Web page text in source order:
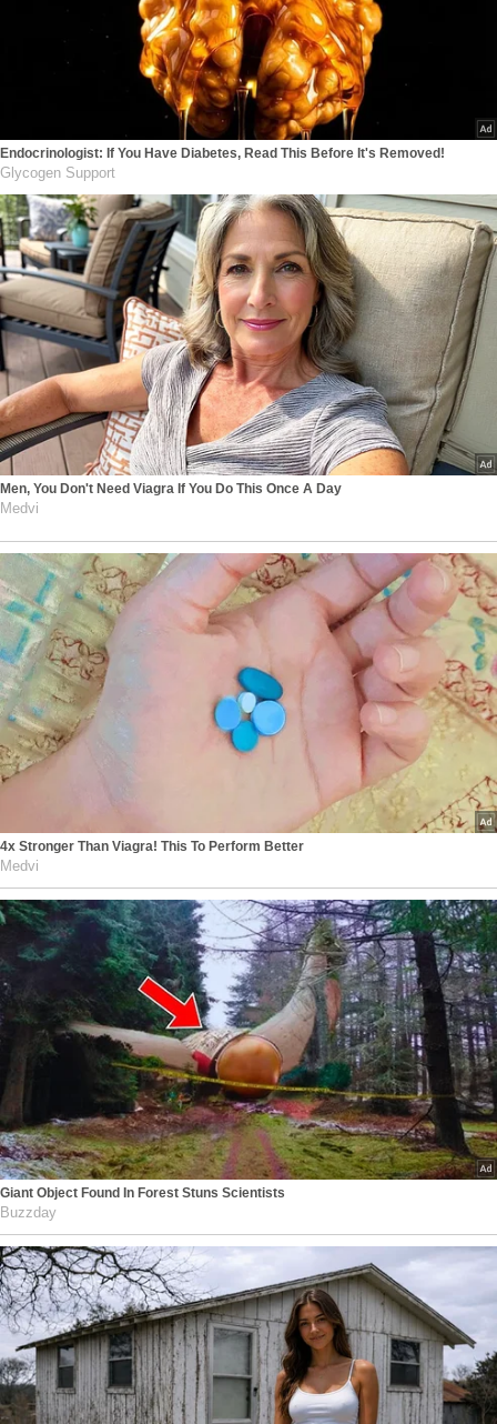
Endocrinologist: If You Have Diabetes, Read This Before It's Removed!
Glycogen Support
Men, You Don't Need Viagra If You Do This Once A Day
Medvi
4x Stronger Than Viagra! This To Perform Better
Medvi
Giant Object Found In Forest Stuns Scientists
Buzzday